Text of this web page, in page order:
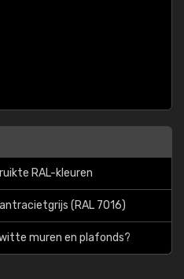
RAL-kleuren
(RAL 7016)
muren en plafonds?